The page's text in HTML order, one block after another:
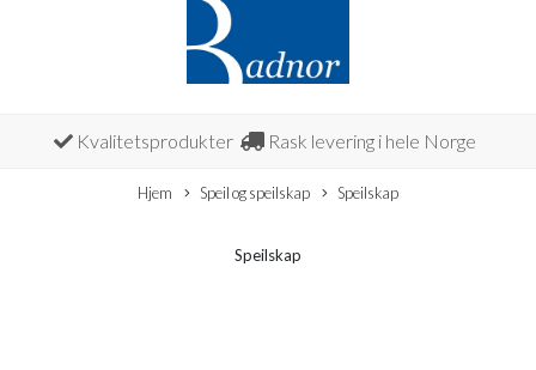
Kvalitetsprodukter Rask levering i hele Norge
Hjem Speil og speilskap Speilskap
Speilskap